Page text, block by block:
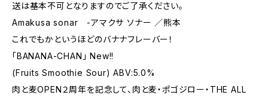
送は基本不可となりますのでご了承ください。
Amakusa sonar -アマクサ ソナー ／熊本
これでもかというほどのバナナフレーバー！
「BANANA-CHAN」 New!!
(Fruits Smoothie Sour) ABV:5.0%
肉と麦OPEN２周年を記念して、肉と麦・ポゴジロー・THE ALL